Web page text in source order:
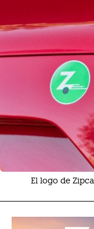
El logo de